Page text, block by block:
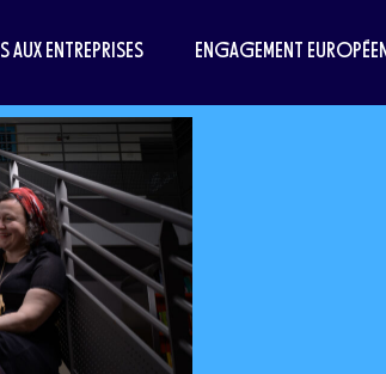
AUX ENTREPRISES ENGAGEMENT